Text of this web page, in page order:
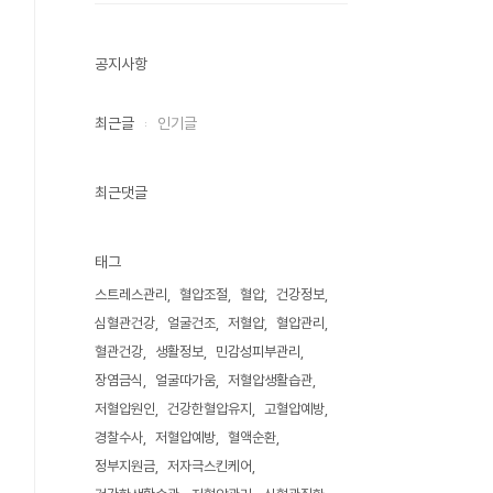
공지사항
최근글 인기글
최근댓글
태그
스트레스관리 혈압조절 혈압
건강정보
심혈관건강
얼굴건조 저혈압
혈압관리
혈관건강
생활정보
민감성피부관리
장염금식
얼굴따가움
저혈압생활습관
저혈압원인
건강한혈압유지
고혈압예방
경찰수사
저혈압예방
혈액순환
정부지원금
저자극스킨케어